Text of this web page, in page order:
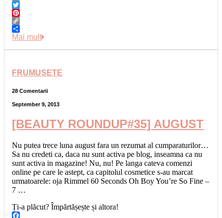
Email
Twitter
Pinterest
Copy
Link
Share
Mai mult
FRUMUSETE
28 Comentarii
September 9, 2013
[BEAUTY ROUNDUP#35] AUGUST
Nu putea trece luna august fara un rezumat al cumparaturilor…
Sa nu credeti ca, daca nu sunt activa pe blog, inseamna ca nu
sunt activa in magazine! Nu, nu! Pe langa cateva comenzi
online pe care le astept, ca capitolul cosmetice s-au marcat
urmatoarele: oja Rimmel 60 Seconds Oh Boy You’re So Fine –
7 …
Ți-a plăcut? Împărtășește și altora!